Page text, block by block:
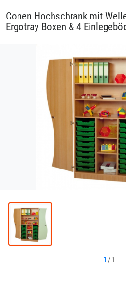
Conen Hochschrank mit
Ergotray Boxen & 4
1 / 1